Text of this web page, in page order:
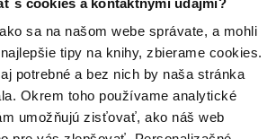
sa na našom webe správate, a mohli
tipy na knihy, zbierame cookies.
potrebné a bez nich by naša stránka
Okrem toho používame analytické
umožňujú zisťovať, ako náš web